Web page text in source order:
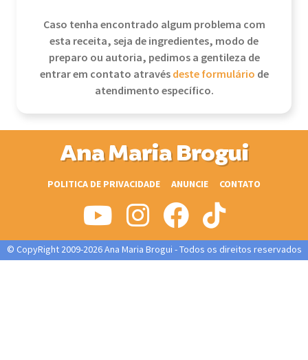
Caso tenha encontrado algum problema com
esta receita, seja de ingredientes, modo de
preparo ou autoria, pedimos a gentileza de
entrar em contato atravésdeste formulário de
atendimento específico.
Ana Maria Brogui
POLITICA DE PRIVACIDADE ANUNCIE CONTATO
© CopyRight 2009-2026 Ana Maria Brogui - Todos os direitos reservados